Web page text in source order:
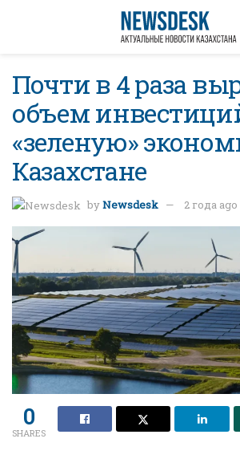
Почти в 4 раза
объем
«зеленую»
Казахстане
byNewsdesk 2 года ago
0
SHARES